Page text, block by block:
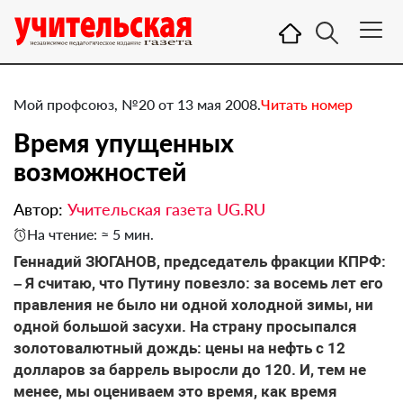
Мой профсоюз, №20 от 13 мая 2008.Читать номер
Время упущенных
возможностей
Автор: Учительская газета UG.RU
На чтение: ≈ 5 мин.
Геннадий ЗЮГАНОВ, председатель фракции КПРФ:
– Я считаю, что Путину повезло: за восемь лет его
правления не было ни одной холодной зимы, ни
одной большой засухи. На страну просыпался
золотовалютный дождь: цены на нефть с 12
долларов за баррель выросли до 120. И, тем не
менее, мы оцениваем это время, как время